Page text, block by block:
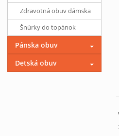
Zdravotná obuv dámska
Šnúrky do topánok
Pánska obuv
Detská obuv